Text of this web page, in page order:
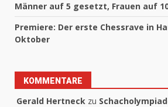
Männer auf 5 gesetzt, Frauen auf
Premiere: Der erste Chessrave in
Oktober
KOMMENTARE
Gerald Hertneck zu